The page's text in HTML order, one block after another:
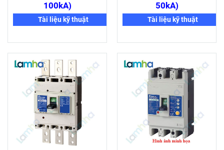
100kA)
Tài liệu kỹ thuật
50kA)
Tài liệu kỹ thuật